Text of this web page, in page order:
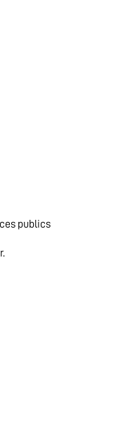
publics